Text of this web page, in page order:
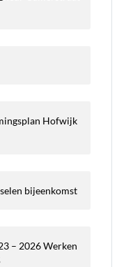
Hofwijk
bijeenkomst
– 2026 Werken